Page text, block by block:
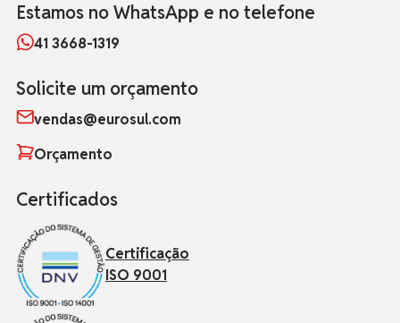
Estamos no WhatsApp e no telefone
41 3668-1319
Solicite um orçamento
vendas@eurosul.com
Orçamento
Certificados
Certificação
ISO 9001